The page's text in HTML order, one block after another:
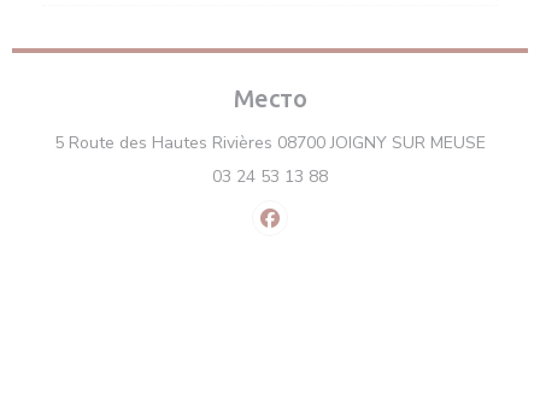
Место
5 Route des Hautes Rivières 08700 JOIGNY SUR MEUSE
03 24 53 13 88
Facebook ((открывается в